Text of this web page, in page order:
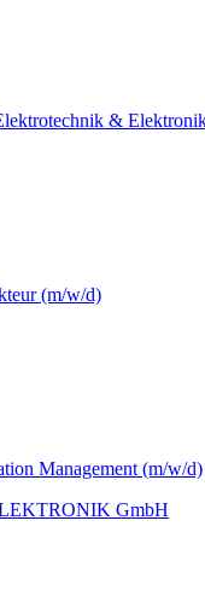
&
(m/w/d)
Management (m/w/d)
GmbH